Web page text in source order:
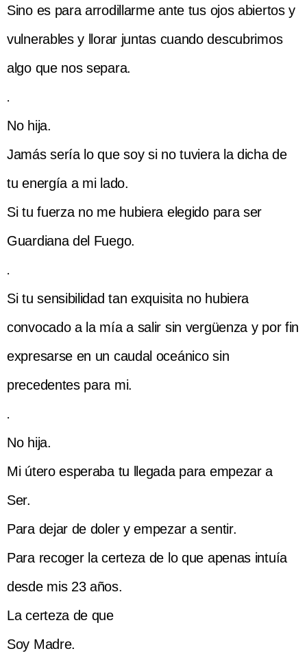
Sino es para arrodillarme ante tus ojos abiertos y
vulnerables y llorar juntas cuando descubrimos
algo que nos separa.
.
No hija.
Jamás sería lo que soy si no tuviera la dicha de
tu energía a mi lado.
Si tu fuerza no me hubiera elegido para ser
Guardiana del Fuego.
.
Si tu sensibilidad tan exquisita no hubiera
convocado a la mía a salir sin vergüenza y por fin
expresarse en un caudal oceánico sin
precedentes para mi.
.
No hija.
Mi útero esperaba tu llegada para empezar a
Ser.
Para dejar de doler y empezar a sentir.
Para recoger la certeza de lo que apenas intuía
desde mis 23 años.
La certeza de que
Soy Madre.